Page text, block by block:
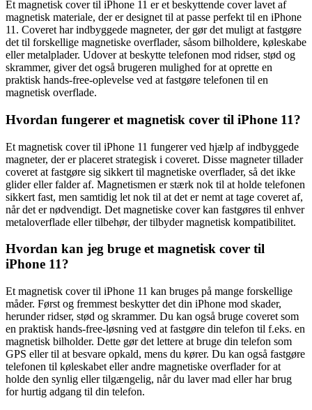
Et magnetisk cover til iPhone 11 er et beskyttende cover lavet af
magnetisk materiale, der er designet til at passe perfekt til en iPhone
11. Coveret har indbyggede magneter, der gør det muligt at fastgøre
det til forskellige magnetiske overflader, såsom bilholdere, køleskabe
eller metalplader. Udover at beskytte telefonen mod ridser, stød og
skrammer, giver det også brugeren mulighed for at oprette en
praktisk hands-free-oplevelse ved at fastgøre telefonen til en
magnetisk overflade.
Hvordan fungerer et magnetisk cover til iPhone 11?
Et magnetisk cover til iPhone 11 fungerer ved hjælp af indbyggede
magneter, der er placeret strategisk i coveret. Disse magneter tillader
coveret at fastgøre sig sikkert til magnetiske overflader, så det ikke
glider eller falder af. Magnetismen er stærk nok til at holde telefonen
sikkert fast, men samtidig let nok til at det er nemt at tage coveret af,
når det er nødvendigt. Det magnetiske cover kan fastgøres til enhver
metaloverflade eller tilbehør, der tilbyder magnetisk kompatibilitet.
Hvordan kan jeg bruge et magnetisk cover til
iPhone 11?
Et magnetisk cover til iPhone 11 kan bruges på mange forskellige
måder. Først og fremmest beskytter det din iPhone mod skader,
herunder ridser, stød og skrammer. Du kan også bruge coveret som
en praktisk hands-free-løsning ved at fastgøre din telefon til f.eks. en
magnetisk bilholder. Dette gør det lettere at bruge din telefon som
GPS eller til at besvare opkald, mens du kører. Du kan også fastgøre
telefonen til køleskabet eller andre magnetiske overflader for at
holde den synlig eller tilgængelig, når du laver mad eller har brug
for hurtig adgang til din telefon.